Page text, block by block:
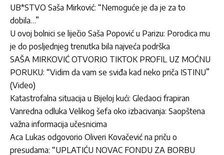
UB*STVO Saša Mirković: “Nemoguće je da je za to
dobila…”
U ovoj bolnici se liječio Saša Popović u Parizu: Porodica mu
je do posljednjeg trenutka bila najveća podrška
SAŠA MIRKOVIĆ OTVORIO TIKTOK PROFIL UZ MOĆNU
PORUKU: “Vidim da vam se sviđa kad neko priča ISTINU”
(Video)
Katastrofalna situacija u Bijeloj kući: Gledaoci frapiran
Vanredna odluka Velikog šefa oko izbacivanja: Saopštena
važna informacija učesnicima
Aca Lukas odgovorio Oliveri Kovačević na priču o
presudama: “UPLATIĆU NOVAC FONDU ZA BORBU